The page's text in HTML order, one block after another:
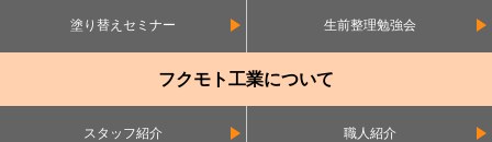
塗り替えセミナー 生前整理勉強会
フクモト工業について
スタッフ紹介 職人紹介